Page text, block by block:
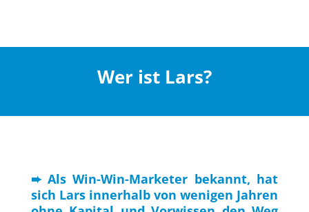
Wer ist Lars?
➨ Als Win-Win-Marketer bekannt, hat
sich Lars innerhalb von wenigen Jahren